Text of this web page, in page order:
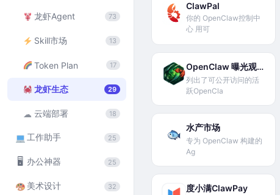
龙虾Agent 73
Skill市场 13
Token Plan 17
龙虾生态 29
☁ 云端部署 18
工作助手 25
🖥 办公神器 25
美术设计 32
ClawPal
你的 OpenClaw控制中
心 用可
OpenClaw 曝光观察板
列出了可公开访问的活
跃OpenCla
水产市场
专为 OpenClaw 构建的
Ag
度小满ClawPay